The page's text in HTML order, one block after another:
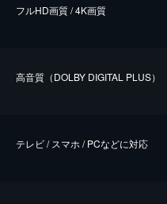
フルHD画質 / 4K画質
⾼⾳質（DOLBY DIGITAL PLUS）
テレビ / スマホ / PCなどに対応